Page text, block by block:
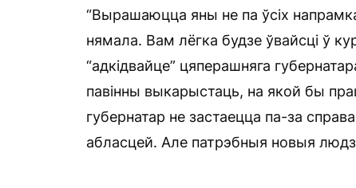
“Вырашаюцца яны не па ўсіх
нямала. Вам лёгка будзе ўвайсці ў
“адкідвайце” цяперашняга
павінны выкарыстаць, на якой бы
губернатар не застаецца па-за
абласцей. Але патрэбныя новыя